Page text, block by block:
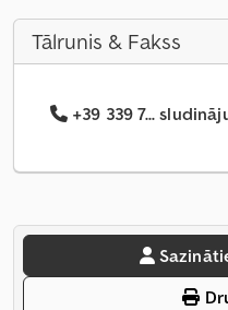
Tālrunis & Fakss
+39 339 7...